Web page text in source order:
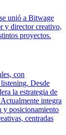
unió a Bitwage
y director creativo,
proyectos.
con
Desde
la estrategia de
integra
y posicionamiento
centradas